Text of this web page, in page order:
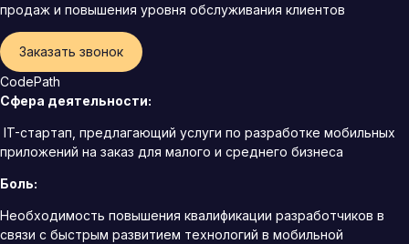
продаж и повышения уровня обслуживания клиентов
Заказать звонок
CodePath
Сфера деятельности:
IT-стартап, предлагающий услуги по разработке мобильных
приложений на заказ для малого и среднего бизнеса
Боль:
Необходимость повышения квалификации разработчиков в
связи с быстрым развитием технологий в мобильной